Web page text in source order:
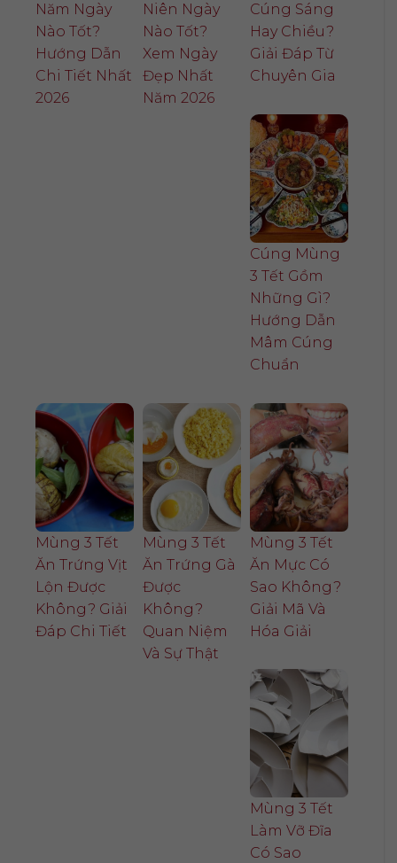
Năm Ngày
Nào Tốt?
Hướng Dẫn
Chi Tiết Nhất
2026
Niên Ngày
Nào Tốt?
Xem Ngày
Đẹp Nhất
Năm 2026
Cúng Sáng
Hay Chiều?
Giải Đáp Từ
Chuyên Gia
Cúng Mùng
3 Tết Gồm
Những Gì?
Hướng Dẫn
Mâm Cúng
Chuẩn
Mùng 3 Tết
Ăn Trứng Vịt
Lộn Được
Không? Giải
Đáp Chi Tiết
Mùng 3 Tết
Ăn Trứng Gà
Được
Không?
Quan Niệm
Và Sự Thật
Mùng 3 Tết
Ăn Mực Có
Sao Không?
Giải Mã Và
Hóa Giải
Mùng 3 Tết
Làm Vỡ Đĩa
Có Sao